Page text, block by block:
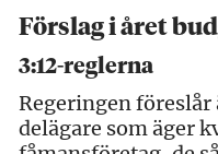
Förslag i året
3:12-reglerna
Regeringen
delägare som äger